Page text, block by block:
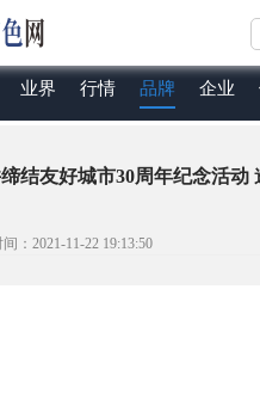
业界 行情 品牌 企业
结友好城市30周年纪念活动
2021-11-22 19:13:50